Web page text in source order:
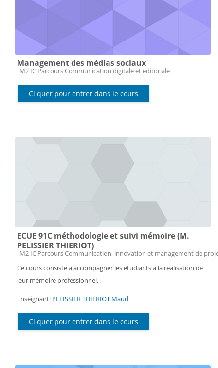
Management des médias sociaux
Catégorie de cours
M2 IC Parcours Communication digitale et éditoriale
Cliquer pour entrer dans le cours
ECUE 91C méthodologie et suivi mémoire (M.
PELISSIER THIERIOT)
Catégorie de cours
M2 IC Parcours Communication, innovation et management de
Ce cours consiste à accompagner les étudiants à la réalisation de
leur mémoire professionnel.
Enseignant: PELISSIER THIERIOT Maud
Cliquer pour entrer dans le cours